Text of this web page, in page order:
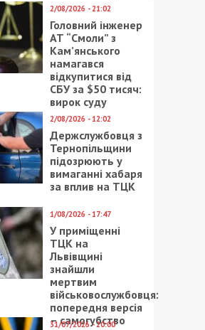
2/08/2026 - 21:02
Головний інженер
АТ “Смоли” з
Кам’янського
намагався
відкупитися від
СБУ за $50 тисяч:
вирок суду
2/08/2026 - 12:02
Держслужбовця з
Тернопільщини
підозрюють у
вимаганні хабаря
за вплив на ТЦК
1/08/2026 - 17:47
У приміщенні
ТЦК на
Львівщині
знайшли
мертвим
військовослужбовця:
попередня версія
– самогубство
31/07/2026 - 20:00